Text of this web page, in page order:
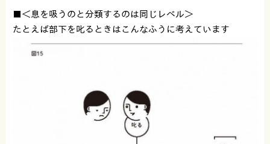
■＜息を吸うのと分類するのは同じレベル＞
たとえば部下を叱るときはこんなふうに考えています